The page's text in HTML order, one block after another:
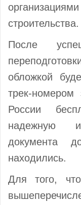
строительства.
После
обложкой
трек-
России
надежную
находились.
Для того,